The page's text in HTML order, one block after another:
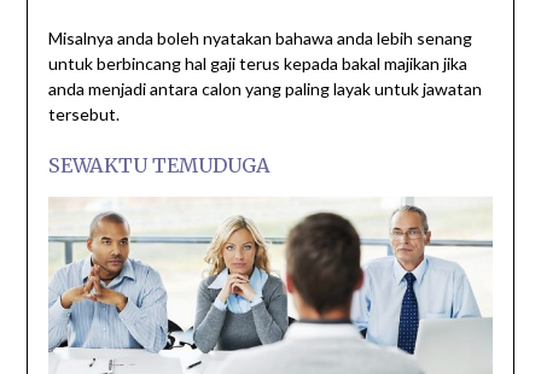
Misalnya anda boleh nyatakan bahawa anda lebih senang
untuk berbincang hal gaji terus kepada bakal majikan jika
anda menjadi antara calon yang paling layak untuk jawatan
tersebut.
SEWAKTU TEMUDUGA